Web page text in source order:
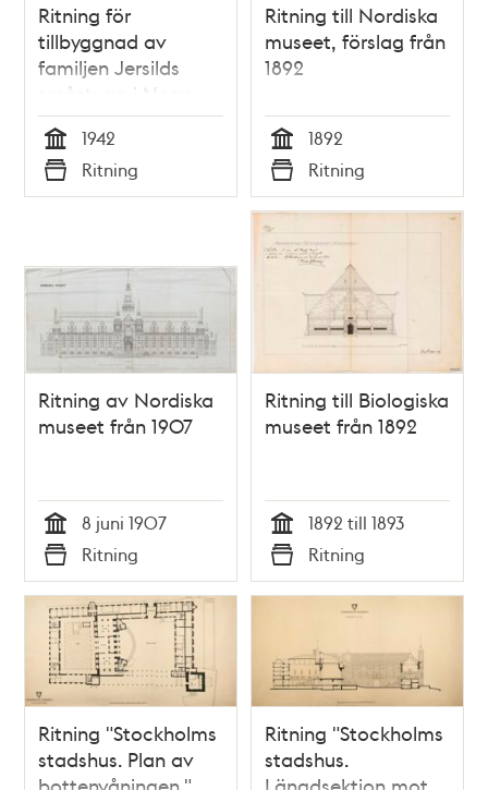
Ritning för
tillbyggnad av
familjen Jersilds
småstuga i Norra
Ängby 1942
Tid
1942
Typ
Ritning
Ritning till Nordiska
museet, förslag från
1892
Tid
1892
Typ
Ritning
Ritning av Nordiska
museet från 1907
Tid
8 juni 1907
Typ
Ritning
Ritning till Biologiska
museet från 1892
Tid
1892 till 1893
Typ
Ritning
Ritning "Stockholms
stadshus. Plan av
Ritning "Stockholms
stadshus.